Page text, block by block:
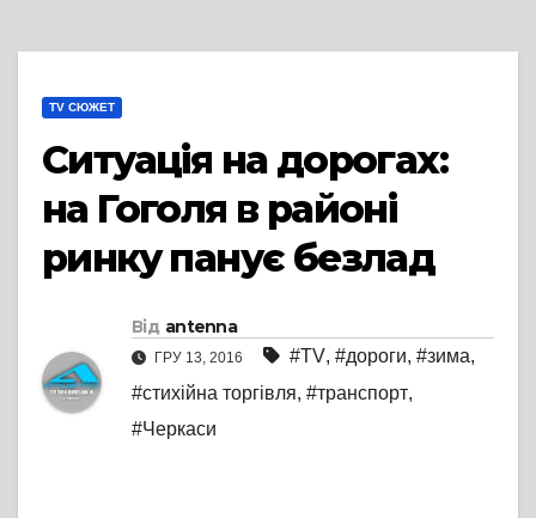
TV СЮЖЕТ
Ситуація на дорогах:
на Гоголя в районі
ринку панує безлад
Від antenna
ГРУ 13, 2016 #TV, #дороги, #зима,
#стихійна торгівля, #транспорт,
#Черкаси